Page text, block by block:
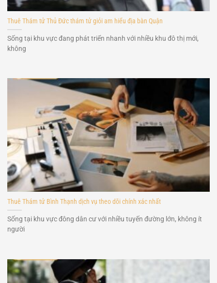
Thuê Thám tử Thủ Đức thám tử giỏi am hiểu địa bàn Quận
Sống tại khu vực đang phát triển nhanh với nhiều khu đô thị mới,
không
Thuê Thám tử Bình Thạnh dịch vụ theo dõi chính xác nhất
Sống tại khu vực đông dân cư với nhiều tuyến đường lớn, không ít
người